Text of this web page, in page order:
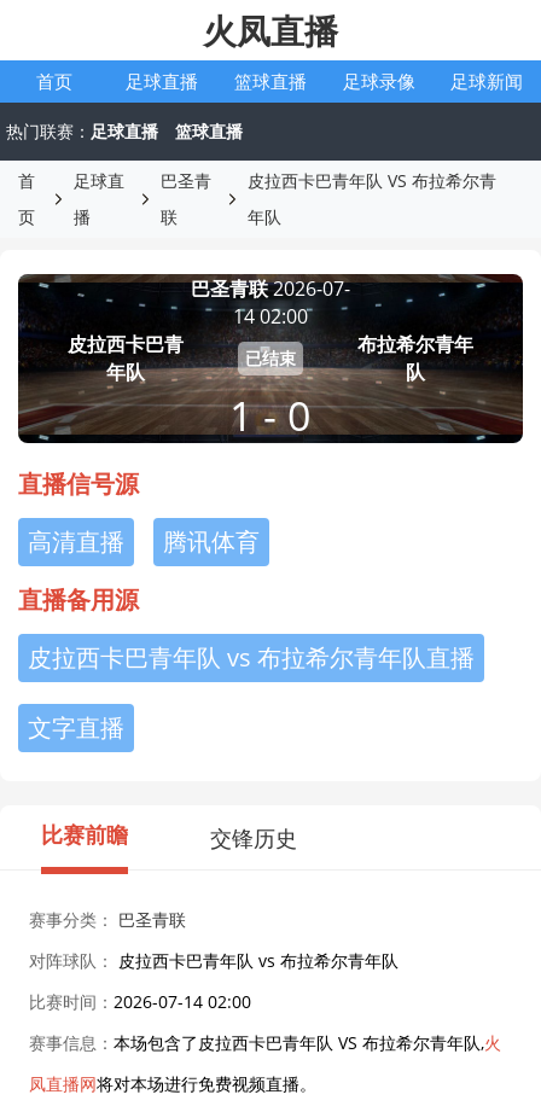
火凤直播
首页 足球直播 篮球直播 足球录像 足球新闻
热门联赛： 足球直播 篮球直播
首
页
足球直
播
巴圣青
联
皮拉西卡巴青年队 VS 布拉希尔青
年队
皮拉西卡巴青
年队
巴圣青联2026-07-
14 02:00
已结束
1 - 0
布拉希尔青年
队
直播信号源
高清直播
腾讯体育
直播备用源
皮拉西卡巴青年队 vs 布拉希尔青年队直播
文字直播
比赛前瞻 交锋历史
赛事分类： 巴圣青联
对阵球队： 皮拉西卡巴青年队 vs 布拉希尔青年队
比赛时间： 2026-07-14 02:00
赛事信息： 本场包含了皮拉西卡巴青年队 VS 布拉希尔青年队,火
凤直播网将对本场进行免费视频直播。